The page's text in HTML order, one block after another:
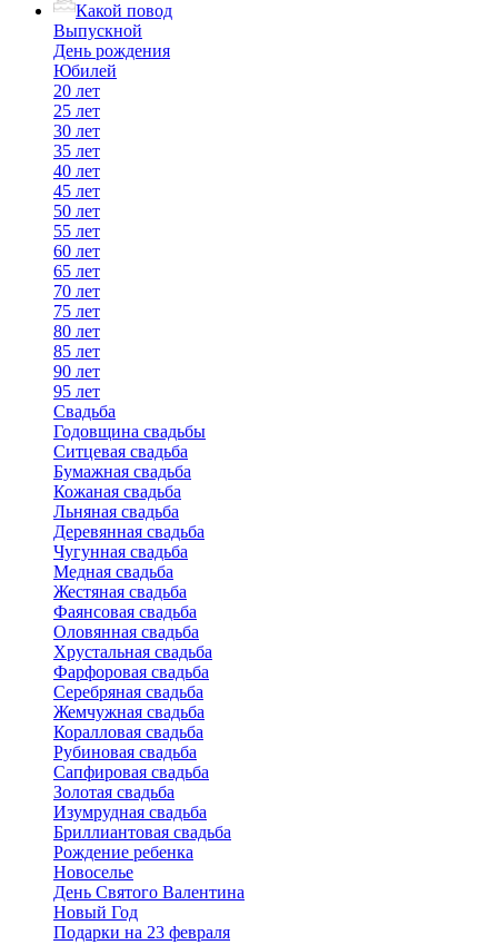
Какой повод
Выпускной
День рождения
Юбилей
20 лет
25 лет
30 лет
35 лет
40 лет
45 лет
50 лет
55 лет
60 лет
65 лет
70 лет
75 лет
80 лет
85 лет
90 лет
95 лет
Свадьба
Годовщина свадьбы
Ситцевая свадьба
Бумажная свадьба
Кожаная свадьба
Льняная свадьба
Деревянная свадьба
Чугунная свадьба
Медная свадьба
Жестяная свадьба
Фаянсовая свадьба
Оловянная свадьба
Хрустальная свадьба
Фарфоровая свадьба
Серебряная свадьба
Жемчужная свадьба
Коралловая свадьба
Рубиновая свадьба
Сапфировая свадьба
Золотая свадьба
Изумрудная свадьба
Бриллиантовая свадьба
Рождение ребенка
Новоселье
День Святого Валентина
Новый Год
Подарки на 23 февраля